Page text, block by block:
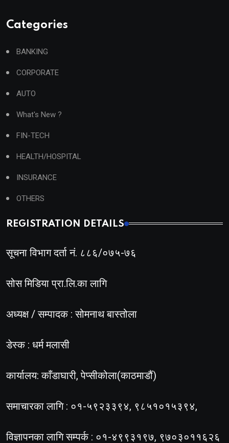
Categories
BANKING
CORPORATE
AUTO
What's New ?
FIN-TECH
HEALTH/HOSPITAL
INSURANCE
OTHERS
REGISTRATION DETAILS
सूचना विभाग दर्ता नं. ८८६/०७५-७६
सोस मिडिया प्रा.लि.का लागि
अध्यक्ष / सम्पादक : सोमनाथ बास्तोला
डेस्क : धर्म मलासी
कार्यालय: काँडाघारी, पेप्सीकोला(काठमाडौं)
समाचारका लागि : ०१-५९२३३९४, ९८५१०१५३९४,
विज्ञापनका लागि सम्पर्क : ०१-४९९३१९७, ९७०३०११६२६